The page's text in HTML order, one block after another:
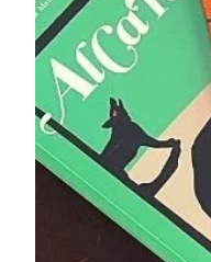
Como ler?
Na escola
Na família